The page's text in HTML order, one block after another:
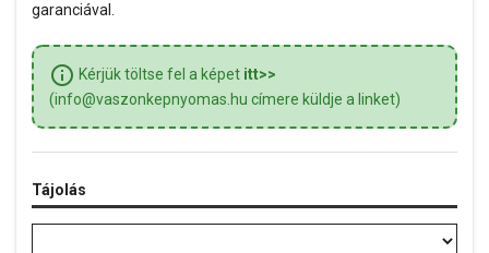
garanciával.
info_outline Kérjük töltse fel a képet itt>>
(info@vaszonkepnyomas.hu címere küldje a linket)
Tájolás